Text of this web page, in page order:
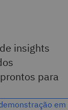
insights
para